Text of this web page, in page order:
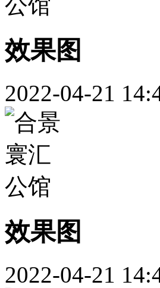
效果图
2022-04-21
效果图
2022-04-21